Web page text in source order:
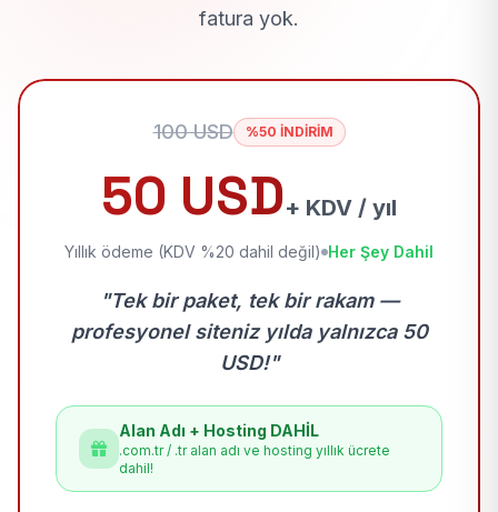
fatura yok.
100 USD %50 İNDİRİM
50 USD+ KDV / yıl
Yıllık ödeme (KDV %20 dahil değil) Her Şey Dahil
"Tek bir paket, tek bir rakam —
profesyonel siteniz yılda yalnızca 50
USD!"
Alan Adı + Hosting DAHİL
.com.tr / .tr alan adı ve hosting yıllık ücrete
dahil!